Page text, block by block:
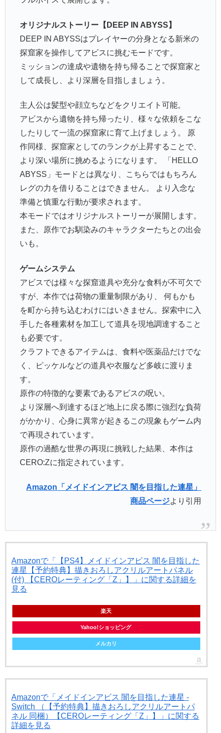
オリジナルストーリー【DEEP IN ABYSS】
DEEP IN ABYSSはプレイヤーの分身となる新米の
探窟家を操作してアビスに挑むモードです。
ミッションの達成や遺物を持ち帰ることで探窟家と
して成長し、より深層を目指しましょう。
主人公は髪型や顔立ちなどをクリエイト可能。
アビスから遺物を持ち帰ったり、様々な依頼をこな
したりして一流の探窟家に育て上げましょう。 原
作同様、探窟家としてのランクが上昇することで、
より深い場所に挑めるようになります。 「HELLO
ABYSS」モードとは異なり、こちらではもちろん
レグの力を借りることはできません。 より入念な
準備と慎重な行動が要求されます。
本モードではオリジナルストーリーが展開します。
また、原作でお馴染みのキャラクターたちとの出会
いも。
ゲームシステム
アビスでは様々な探窟道具や充分な食料が不可欠で
すが、本作では荷物の重量制限があり、 何もかも
を町から持ち込むわけにはいきません。探索中に入
手した各種素材を加工して道具を現地調達すること
も必要です。
クラフトできるアイテムは、食料や医薬品だけでな
く、ピッケルなどの道具や衣服など多岐に渡りま
す。
原作の特徴的な要素であるアビスの呪い。
より深層へ到達するほど地上に戻る際に強烈な負荷
がかかり、心身に異常が起きるこの現象もゲーム内
で再現されています。
原作の過酷な世界の再現に挑戦した結果、本作は
CERO:Zに指定されています。
Amazon「メイドインアビス 闇を目指した連星」
商品ページより引用
Amazonで「【PS4】メイドインアビス 闇を目指した
連星【予約特典】描きおろしアクリルアートパネル
(付) 【CEROレーティング「Z」】」に関する詳細を
見る
楽天
Yahoo!ショッピング
メルカリ
Amazonで「メイドインアビス 闇を目指した連星 -
Switch （【予約特典】描きおろしアクリルアートパ
ネル 同梱）【CEROレーティング「Z」】」に関する
詳細を見る